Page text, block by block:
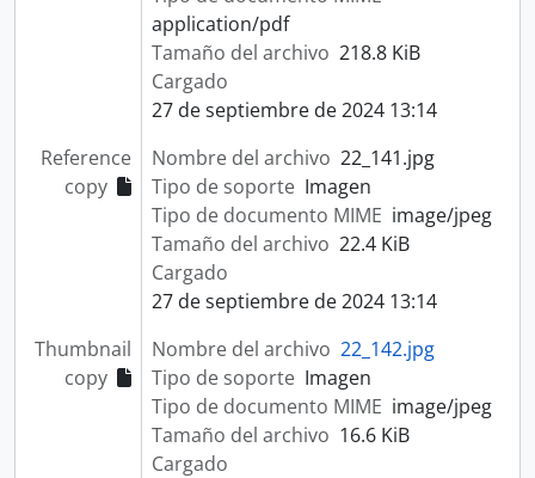
application/pdf
Tamaño del archivo 218.8 KiB
Cargado
27 de septiembre de 2024 13:14
Reference
copy
Nombre del archivo 22_141.jpg
Tipo de soporte Imagen
Tipo de documento MIME image/jpeg
Tamaño del archivo 22.4 KiB
Cargado
27 de septiembre de 2024 13:14
Thumbnail
copy
Nombre del archivo 22_142.jpg
Tipo de soporte Imagen
Tipo de documento MIME image/jpeg
Tamaño del archivo 16.6 KiB
Cargado